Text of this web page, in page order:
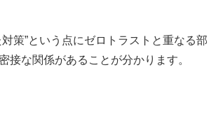
策”という点にゼロトラストと重なる部
接な関係があることが分かります。